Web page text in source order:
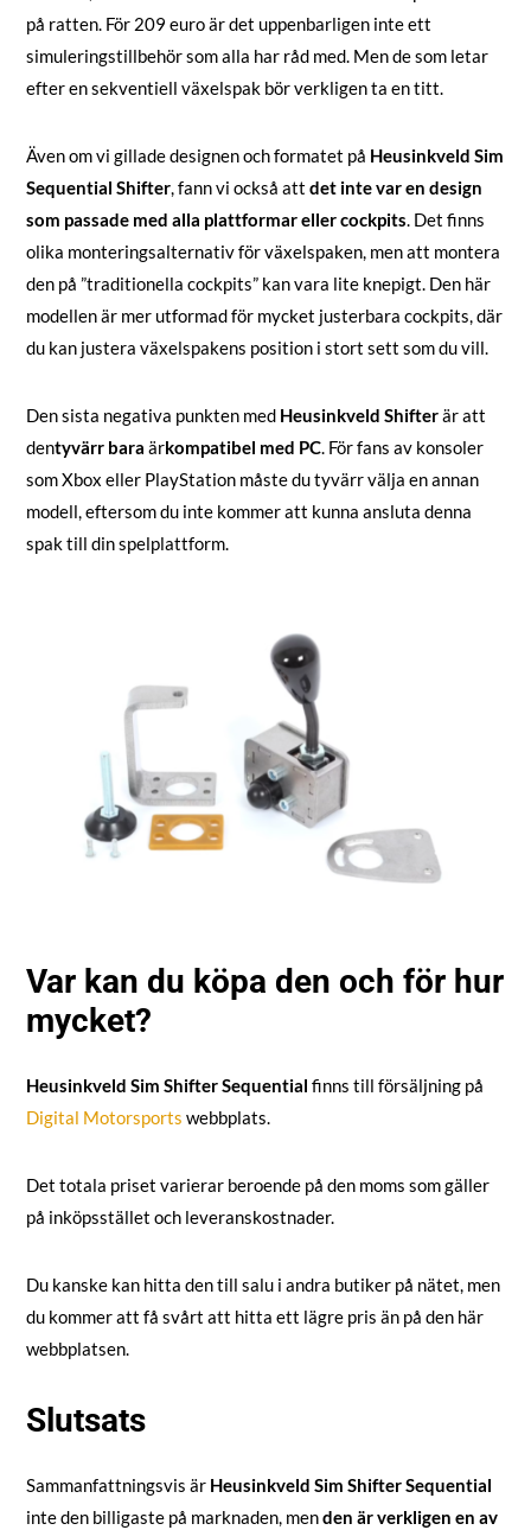
på ratten. För 209 euro är det uppenbarligen inte ett
simuleringstillbehör som alla har råd med. Men de som letar
efter en sekventiell växelspak bör verkligen ta en titt.
Även om vi gillade designen och formatet på Heusinkveld Sim
Sequential Shifter, fann vi också att det inte var en design
som passade med alla plattformar eller cockpits. Det finns
olika monteringsalternativ för växelspaken, men att montera
den på ”traditionella cockpits” kan vara lite knepigt. Den här
modellen är mer utformad för mycket justerbara cockpits, där
du kan justera växelspakens position i stort sett som du vill.
Den sista negativa punkten med Heusinkveld Shifterär att
dentyvärr bara ärkompatibel med PC. För fans av konsoler
som Xbox eller PlayStation måste du tyvärr välja en annan
modell, eftersom du inte kommer att kunna ansluta denna
spak till din spelplattform.
Var kan du köpa den och för hur
mycket?
Heusinkveld Sim Shifter Sequential finns till försäljning på
Digital Motorsports webbplats.
Det totala priset varierar beroende på den moms som gäller
på inköpsstället och leveranskostnader.
Du kanske kan hitta den till salu i andra butiker på nätet, men
du kommer att få svårt att hitta ett lägre pris än på den här
webbplatsen.
Slutsats
Sammanfattningsvis är Heusinkveld Sim Shifter Sequential
inte den billigaste på marknaden, menden är verkligen en av